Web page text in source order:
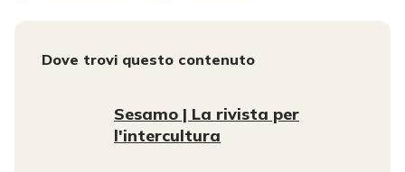
Dove trovi questo contenuto
Sesamo | La rivista per
l'intercultura